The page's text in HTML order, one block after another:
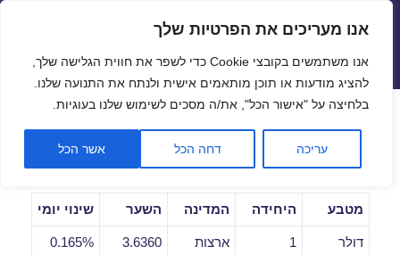
פתח
אנו מעריכים את הפרטיות שלך
אנו משתמשים בקובצי Cookie כדי לשפר את חווית הגלישה שלך,
להציג מודעות או תוכן מותאמים אישית ולנתח את התנועה שלנו.
בלחיצה על "אישור הכל", את/ה מסכים לשימוש שלנו בעוגיות.
עריכה דחה הכל אשר הכל
שערי חליפין יציגים – שער יציג
תפריטים
ווידג'טים
שערי חליפין יומיים לתאריך
03/04/2020
מטבע היחידה המדינה השער שינוי יומי
דולר 1
ארצות
3.6360
0.165%